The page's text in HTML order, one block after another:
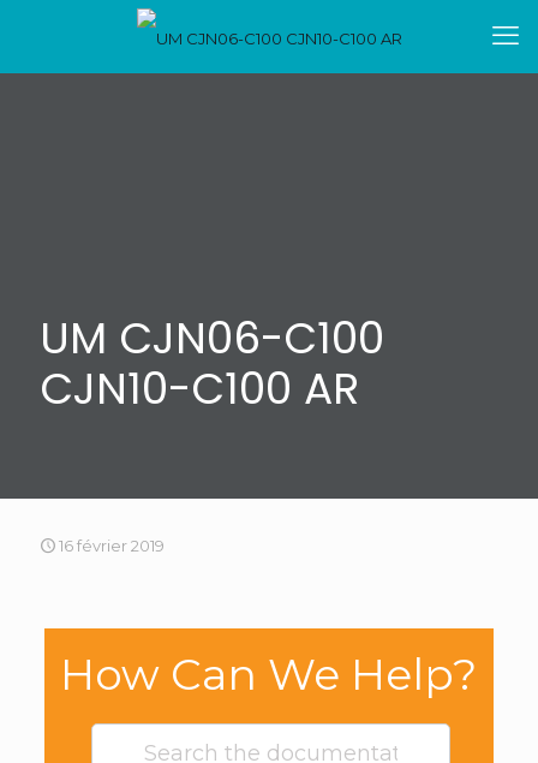
UM CJN06-C100
CJN10-C100 AR
16 février 2019
How Can We Help?